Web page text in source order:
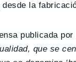
la
publicada por
que se